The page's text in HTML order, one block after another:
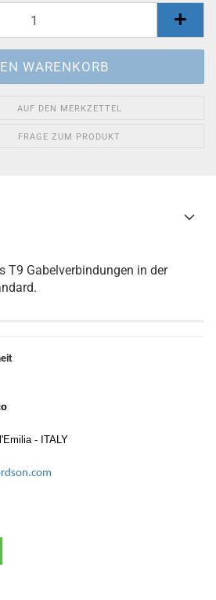
AUF DEN MERKZETTEL
FRAGE ZUM PRODUKT
T9 Gabelverbindungen in der
- ITALY